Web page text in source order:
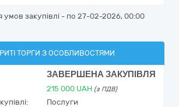
умов закупівлі - по 27-02-2026, 00:00
ТОРГИ З ОСОБЛИВОСТЯМИ
ЗАВЕРШЕНА ЗАКУПІВЛЯ
215 000 UAH (з ПДВ)
Послуги